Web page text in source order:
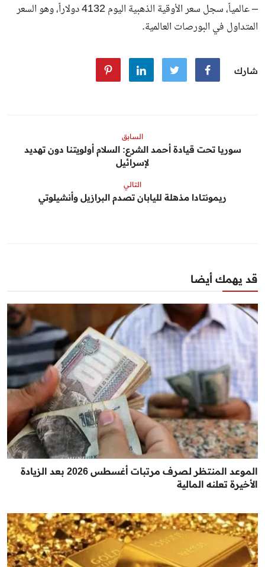
– عالمياً، سجل سعر الأوقية الذهبية اليوم 4132 دولاراً، وهو السعر
المتداول في البورصات العالمية.
شارك
السابق
سوريا تحت قيادة أحمد الشرع: السلام أولويتنا دون تهديد
لإسرائيل
التالي
ريمونتادا مذهلة لليابان تصدم البرازيل وأنشيلوتي
قد يهمك أيضا
الموعد المنتظر لصرف مرتبات أغسطس 2026 بعد الزيادة
الأخيرة تعلنه المالية